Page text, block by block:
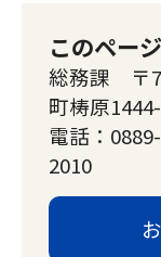
このペー
総務課 〒
町梼原
電話：
2010